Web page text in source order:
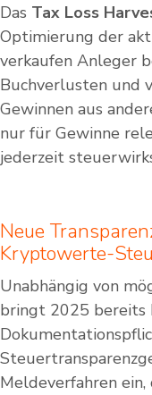
Das Tax Loss
Optimierung der
verkaufen Anleger
Buchverlusten und
Gewinnen aus
nur für Gewinne
jederzeit
Neue
Kryptowerte-
Unabhängig von
bringt 2025 bereits
Meldeverfahren